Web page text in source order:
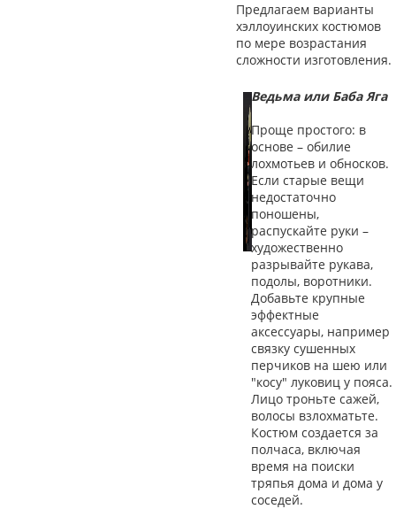
Предлагаем варианты
хэллоуинских костюмов
по мере возрастания
сложности изготовления.
Ведьма или Баба Яга
Проще простого: в
основе – обилие
лохмотьев и обносков.
Если старые вещи
недостаточно
поношены,
распускайте руки –
художественно
разрывайте рукава,
подолы, воротники.
Добавьте крупные
эффектные
аксессуары, например
связку сушенных
перчиков на шею или
"косу" луковиц у пояса.
Лицо троньте сажей,
волосы взлохматьте.
Костюм создается за
полчаса, включая
время на поиски
тряпья дома и дома у
соседей.